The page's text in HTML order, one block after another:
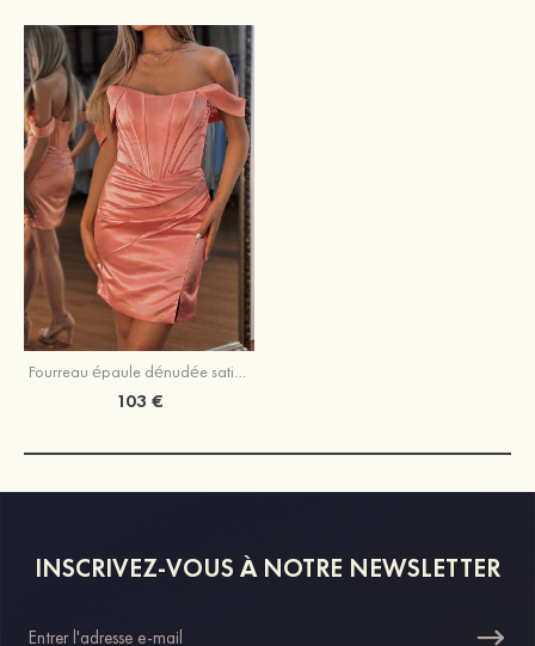
Fourreau épaule dénudée satin courte/mini robe de fête de la rentrée
103 €
INSCRIVEZ-VOUS À NOTRE NEWSLETTER